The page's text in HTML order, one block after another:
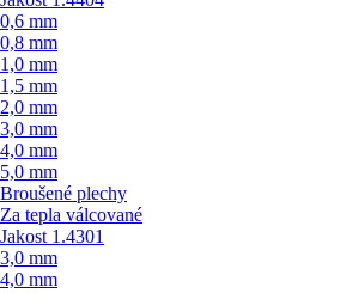
0,6 mm
0,8 mm
1,0 mm
1,5 mm
2,0 mm
3,0 mm
4,0 mm
5,0 mm
Broušené plechy
Za tepla válcované
Jakost 1.4301
3,0 mm
4,0 mm